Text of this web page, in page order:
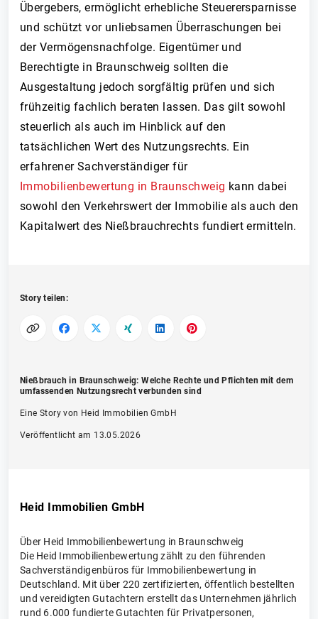
Übergebers, ermöglicht erhebliche Steuerersparnisse
und schützt vor unliebsamen Überraschungen bei
der Vermögensnachfolge. Eigentümer und
Berechtigte in Braunschweig sollten die
Ausgestaltung jedoch sorgfältig prüfen und sich
frühzeitig fachlich beraten lassen. Das gilt sowohl
steuerlich als auch im Hinblick auf den
tatsächlichen Wert des Nutzungsrechts. Ein
erfahrener Sachverständiger für
Immobilienbewertung in Braunschweig kann dabei
sowohl den Verkehrswert der Immobilie als auch den
Kapitalwert des Nießbrauchrechts fundiert ermitteln.
Story teilen:
Nießbrauch in Braunschweig: Welche Rechte und Pflichten mit dem
umfassenden Nutzungsrecht verbunden sind
Eine Story von Heid Im­mo­bi­li­en­ GmbH
Veröffentlicht am 13.05.2026
Heid Im­mo­bi­li­en­ GmbH
Über Heid Immobilienbewertung in Braunschweig
Die Heid Immobilienbewertung zählt zu den führenden
Sachverständigenbüros für Immobilienbewertung in
Deutschland. Mit über 220 zertifizierten, öffentlich bestellten
und vereidigten Gutachtern erstellt das Unternehmen jährlich
rund 6.000 fundierte Gutachten für Privatpersonen,